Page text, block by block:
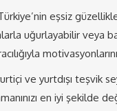
eşsiz
uğurlayabilir veya bayi
ve yurtdışı teşvik
en iyi şekilde